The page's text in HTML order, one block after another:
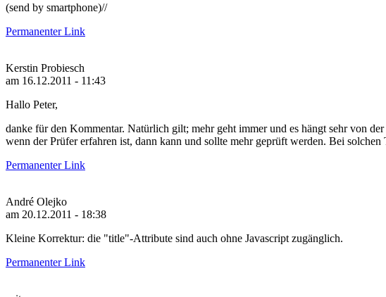
(send by smartphone)//
Permanenter Link
Kerstin Probiesch
am 16.12.2011 - 11:43
Hallo Peter,
danke für den Kommentar. Natürlich gilt; mehr geht immer und es hängt sehr von
wenn der Prüfer erfahren ist, dann kann und sollte mehr geprüft werden. Bei
Permanenter Link
André Olejko
am 20.12.2011 - 18:38
Kleine Korrektur: die "title"-Attribute sind auch ohne Javascript zugänglich.
Permanenter Link